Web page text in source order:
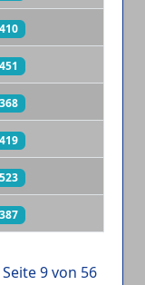
410
451
368
419
523
387
Seite 9 von 56